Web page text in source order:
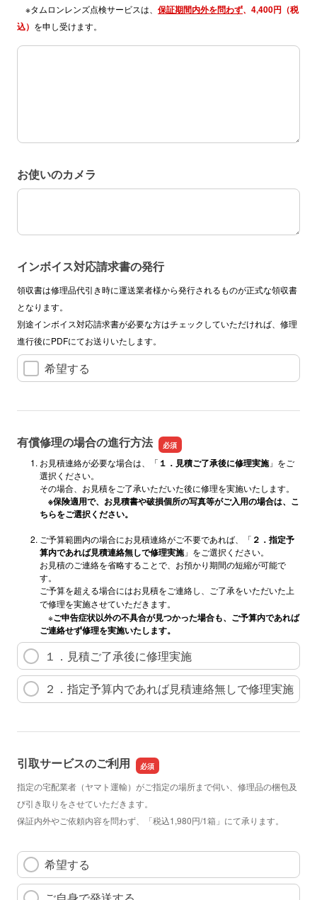
※タムロンレンズ点検サービスは、 保証期間内外を問わず、 4,400円（税
込） を申し受けます。
修理ご依頼内容
お使いのカメラ
お使いのカメラ
インボイス対応請求書の発行
領収書は修理品代引き時に運送業者様から発行されるものが正式な領収書
となります。
別途インボイス対応請求書が必要な方はチェックしていただければ、修理
進行後にPDFにてお送りいたします。
希望する
有償修理の場合の進行方法
お見積連絡が必要な場合は、「 １．見積ご了承後に修理実施」をご
選択ください。
その場合、お見積をご了承いただいた後に修理を実施いたします。
※保険適用で、お見積書や破損個所の写真等がご入用の場合は、こ
ちらをご選択ください。
ご予算範囲内の場合にお見積連絡がご不要であれば、「 ２．指定予
算内であれば見積連絡無しで修理実施」をご選択ください。
お見積のご連絡を省略することで、お預かり期間の短縮が可能で
す。
ご予算を超える場合にはお見積をご連絡し、ご了承をいただいた上
で修理を実施させていただきます。
※ご申告症状以外の不具合が見つかった場合も、ご予算内であれば
ご連絡せず修理を実施いたします。
１．見積ご了承後に修理実施
２．指定予算内であれば見積連絡無しで修理実施
引取サービスのご利用
指定の宅配業者（ヤマト運輸）がご指定の場所まで伺い、修理品の梱包及
び引き取りをさせていただきます。
保証内外やご依頼内容を問わず、「税込1,980円/1箱」にて承ります。
希望する